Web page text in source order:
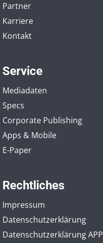
Partner
Karriere
Kontakt
Service
Mediadaten
Specs
Corporate Publishing
Apps & Mobile
E-Paper
Rechtliches
Impressum
Datenschutzerklärung
Datenschutzerklärung APP